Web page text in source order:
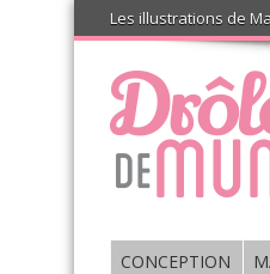
Les illustrations de
CONCEPTION